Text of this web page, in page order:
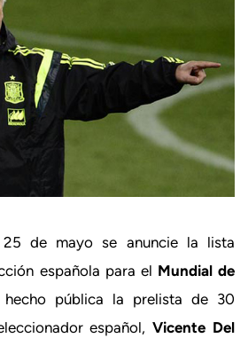
de mayo se anuncie la lista
española para el Mundial de
pública la prelista de 30
español,Vicente Del